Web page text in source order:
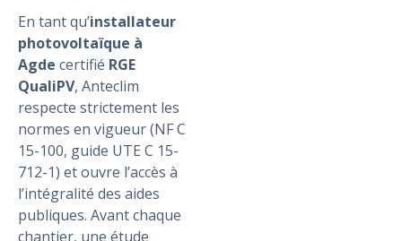
En tant qu’installateur
photovoltaïque à
Agde certifié RGE
QualiPV, Anteclim
respecte strictement les
normes en vigueur (NF C
15-100, guide UTE C 15-
712-1) et ouvre l’accès à
l’intégralité des aides
publiques. Avant chaque
chantier, une étude